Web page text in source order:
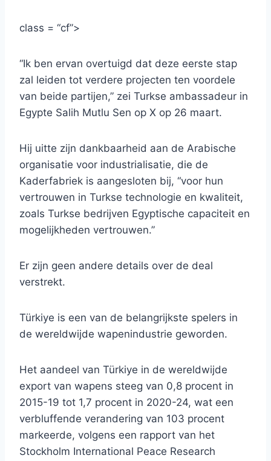
class = “cf”>
“Ik ben ervan overtuigd dat deze eerste stap
zal leiden tot verdere projecten ten voordele
van beide partijen,” zei Turkse ambassadeur in
Egypte Salih Mutlu Sen op X op 26 maart.
Hij uitte zijn dankbaarheid aan de Arabische
organisatie voor industrialisatie, die de
Kaderfabriek is aangesloten bij, “voor hun
vertrouwen in Turkse technologie en kwaliteit,
zoals Turkse bedrijven Egyptische capaciteit en
mogelijkheden vertrouwen.”
Er zijn geen andere details over de deal
verstrekt.
Türkiye is een van de belangrijkste spelers in
de wereldwijde wapenindustrie geworden.
Het aandeel van Türkiye in de wereldwijde
export van wapens steeg van 0,8 procent in
2015-19 tot 1,7 procent in 2020-24, wat een
verbluffende verandering van 103 procent
markeerde, volgens een rapport van het
Stockholm International Peace Research